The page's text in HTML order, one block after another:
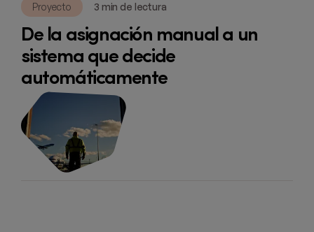
Proyecto 3 min de lectura
De la asignación manual a un
sistema que decide
automáticamente